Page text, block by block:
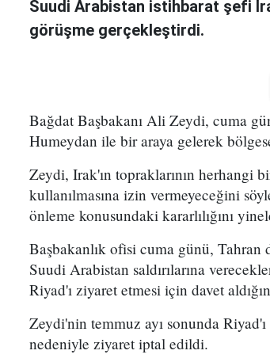
Suudi Arabistan istihbarat şefi
görüşme gerçekleştirdi.
Bağdat Başbakanı Ali Zeydi, cuma
Humeydan ile bir araya gelerek
Zeydi, Irak'ın topraklarının herhangi
kullanılmasına izin vermeyeceğini
önleme konusundaki kararlılığını
Başbakanlık ofisi cuma günü,
Suudi Arabistan saldırılarına
Riyad'ı ziyaret etmesi için davet
Zeydi'nin temmuz ayı sonunda
nedeniyle ziyaret iptal edildi.